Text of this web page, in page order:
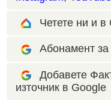
Четете ни и
Абонамент
Добавете
източник в Google